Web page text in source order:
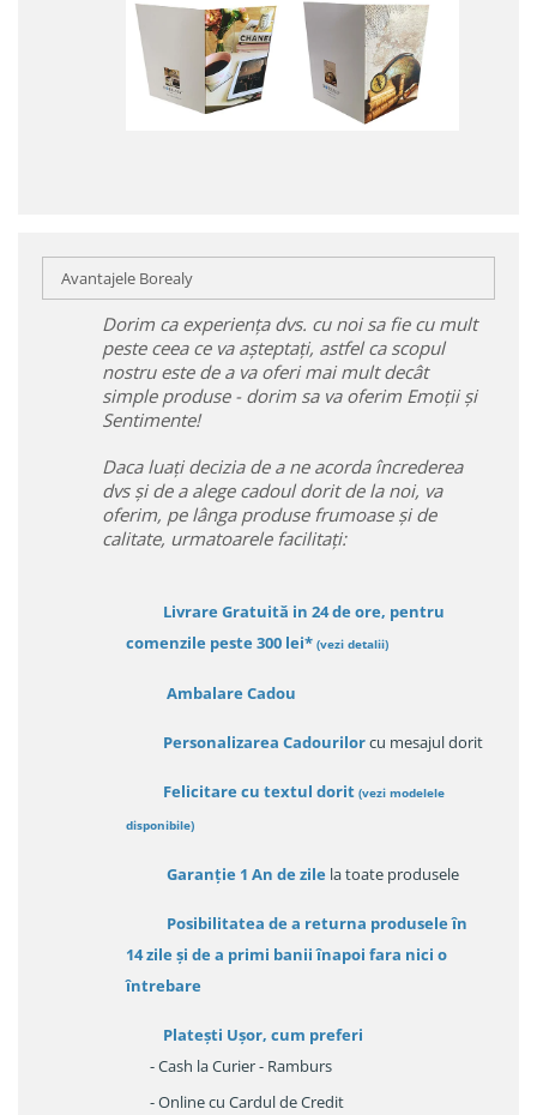
Avantajele Borealy
Dorim ca experiența dvs. cu noi sa fie cu mult
peste ceea ce va așteptați, astfel ca scopul
nostru este de a va oferi mai mult decât
simple produse - dorim sa va oferim Emoții și
Sentimente!
Daca luați decizia de a ne acorda încrederea
dvs și de a alege cadoul dorit de la noi, va
oferim, pe lânga produse frumoase și de
calitate, urmatoarele facilitați:
Livrare Gratuită in 24 de ore, pentru
comenzile peste 300 lei* (vezi detalii)
Ambalare Cadou
Personalizarea Cadourilorcu mesajul dorit
Felicitare cu textul dorit (vezi modelele
disponibile)
Garanție 1 An de zile la toate produsele
Posibilitatea de a returna produsele în
14 zileși de a primi banii înapoi fara nici o
întrebare
Platești Ușor, cum preferi
- Cash la Curier - Ramburs
- Online cu Cardul de Credit